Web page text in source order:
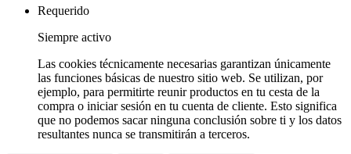
Requerido
Siempre activo
Las cookies técnicamente necesarias garantizan únicamente
las funciones básicas de nuestro sitio web. Se utilizan, por
ejemplo, para permitirte reunir productos en tu cesta de la
compra o iniciar sesión en tu cuenta de cliente. Esto significa
que no podemos sacar ninguna conclusión sobre ti y los datos
resultantes nunca se transmitirán a terceros.